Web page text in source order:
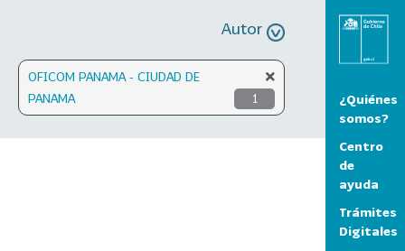
Autor
OFICOM PANAMA - CIUDAD DE
PANAMA
1
¿Quiénes
somos?
Centro
de
ayuda
Trámites
Digitales